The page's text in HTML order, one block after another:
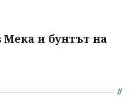
и бунтът на